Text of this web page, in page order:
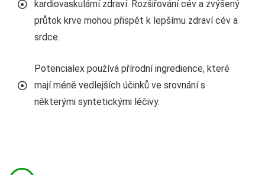
kardiovaskulární zdraví. Rozšiřování cév a zvýšený
průtok krve mohou přispět k lepšímu zdraví cév a
srdce.
Potencialex používá přírodní ingredience, které
mají méně vedlejších účinků ve srovnání s
některými syntetickými léčivy.